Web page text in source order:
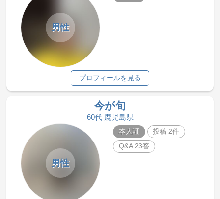
男性
プロフィールを見る
今が旬
60代 鹿児島県
男性
本人証
投稿 2件
Q&A 23答